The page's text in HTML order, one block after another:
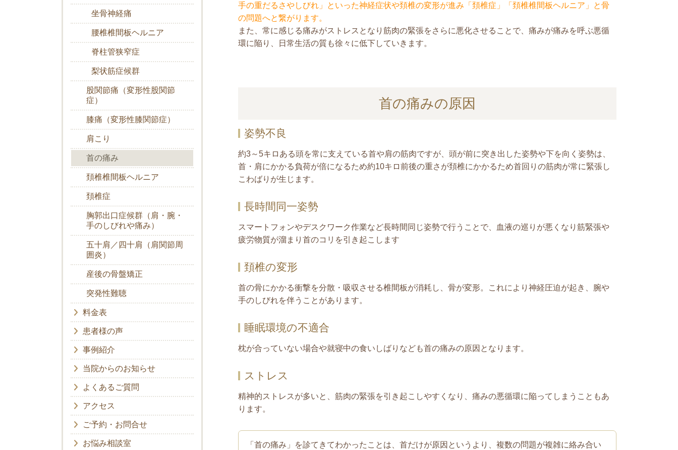
手の重だるさやしびれ」といった神経症状や頚椎の変形が進み「頚椎症」「頚椎椎間板ヘルニア」と骨
の問題へと繋がります。
また、常に感じる痛みがストレスとなり筋肉の緊張をさらに悪化させることで、痛みが痛みを呼ぶ悪循
環に陥り、日常生活の質も徐々に低下していきます。
首の痛みの原因
姿勢不良
約3～5キロある頭を常に支えている首や肩の筋肉ですが、頭が前に突き出した姿勢や下を向く姿勢は、
首・肩にかかる負荷が倍になるため約10キロ前後の重さが頚椎にかかるため首回りの筋肉が常に緊張し
こわばりが生じます。
長時間同一姿勢
スマートフォンやデスクワーク作業など長時間同じ姿勢で行うことで、血液の巡りが悪くなり筋緊張や
疲労物質が溜まり首のコリを引き起こします
頚椎の変形
首の骨にかかる衝撃を分散・吸収させる椎間板が消耗し、骨が変形。これにより神経圧迫が起き、腕や
手のしびれを伴うことがあります。
睡眠環境の不適合
枕が合っていない場合や就寝中の食いしばりなども首の痛みの原因となります。
ストレス
精神的ストレスが多いと、筋肉の緊張を引き起こしやすくなり、痛みの悪循環に陥ってしまうこともあ
ります。
「首の痛み」を診てきてわかったことは、首だけが原因というより、複数の問題が複雑に絡み合い
坐骨神経痛
腰椎椎間板ヘルニア
脊柱管狭窄症
梨状筋症候群
股関節痛（変形性股関節
症）
膝痛（変形性膝関節症）
肩こり
首の痛み
頚椎椎間板ヘルニア
頚椎症
胸郭出口症候群（肩・腕・
手のしびれや痛み）
五十肩／四十肩（肩関節周
囲炎）
産後の骨盤矯正
突発性難聴
料金表
患者様の声
事例紹介
当院からのお知らせ
よくあるご質問
アクセス
ご予約・お問合せ
お悩み相談室